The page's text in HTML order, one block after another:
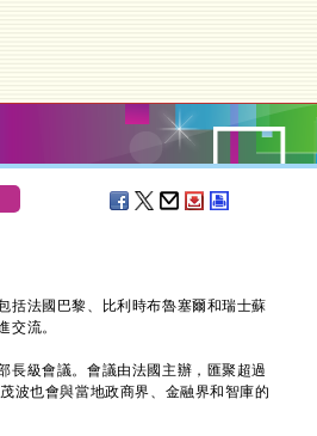
法國巴黎、比利時布魯塞爾和瑞士蘇
交流。
級會議。會議由法國主辦，匯聚超過
波也會與當地政商界、金融界和智庫的